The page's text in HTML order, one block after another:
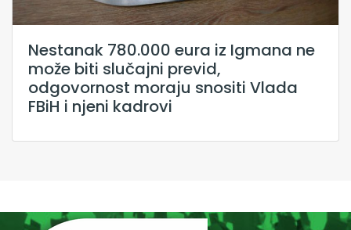
Nestanak 780.000 eura iz Igmana ne
može biti slučajni previd,
odgovornost moraju snositi Vlada
FBiH i njeni kadrovi